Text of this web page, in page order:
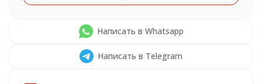
Написать в Whatsapp
Написать в Telegram